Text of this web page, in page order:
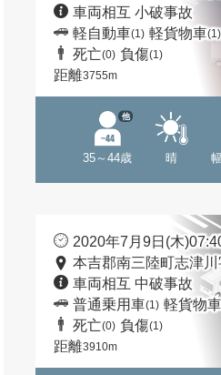
車両相互 小破事故
軽自動車(1) 軽貨物車(1)
死亡(0) 負傷(1)
距離3755m
35～44歳
他
晴
2020年7月9日(木
本吉郡南三陸町志津
車両相互 中破事故
普通乗用車(1) 軽貨物車
死亡(0) 負傷(1)
距離3910m